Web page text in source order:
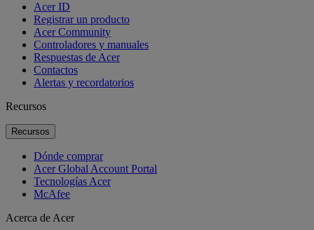
Acer ID
Registrar un producto
Acer Community
Controladores y manuales
Respuestas de Acer
Contactos
Alertas y recordatorios
Recursos
Recursos
Dónde comprar
Acer Global Account Portal
Tecnologías Acer
McAfee
Acerca de Acer